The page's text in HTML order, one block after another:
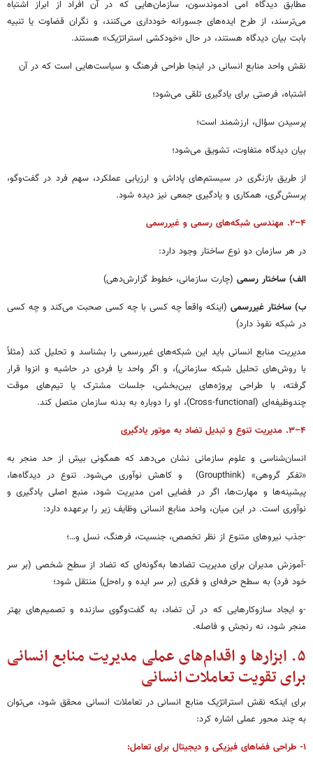
مطابق دیدگاه امی ادموندسون، سازمان‌هایی که در آن افراد از ابراز اشتباه
می‌ترسند، از طرح ایده‌های جسورانه خودداری می‌کنند، و نگران قضاوت یا تنبیه
بابت بیان دیدگاه هستند، در حال «خودکشی استراتژیک» هستند.
نقش واحد منابع انسانی در اینجا طراحی فرهنگ و سیاست‌هایی است که در آن
اشتباه، فرصتی برای یادگیری تلقی می‌شود؛
پرسیدن سؤال، ارزشمند است؛
بیان دیدگاه متفاوت، تشویق می‌شود؛
از طریق بازنگری در سیستم‌های پاداش و ارزیابی عملکرد، سهم فرد در گفت‌وگو،
پرسش‌گری، همکاری و یادگیری جمعی نیز دیده شود.
۴–۲. مهندسی شبکه‌های رسمی و غیررسمی
در هر سازمان دو نوع ساختار وجود دارد:
الف) ساختار رسمی (چارت سازمانی، خطوط گزارش‌دهی)
ب) ساختار غیررسمی (اینکه واقعاً چه کسی با چه کسی صحبت می‌کند و چه کسی
در شبکه نفوذ دارد)
مدیریت منابع انسانی باید این شبکه‌های غیررسمی را بشناسد و تحلیل کند (مثلاً
با روش‌های تحلیل شبکه سازمانی)، و اگر واحد یا فردی در حاشیه و انزوا قرار
گرفته، با طراحی پروژه‌های بین‌بخشی، جلسات مشترک یا تیم‌های موقت
چندوظیفه‌ای (Cross-functional)، او را دوباره به بدنه سازمان متصل کند.
۴–۳. مدیریت تنوع و تبدیل تضاد به موتور یادگیری
انسان‌شناسی و علوم سازمانی نشان می‌دهد که همگونی بیش از حد منجر به
«تفکر گروهی» (Groupthink) و کاهش نوآوری می‌شود. تنوع در دیدگاه‌ها،
پیشینه‌ها و مهارت‌ها، اگر در فضایی امن مدیریت شود، منبع اصلی یادگیری و
نوآوری است. در این میان، واحد منابع انسانی وظایف زیر را برعهده دارد:
-جذب نیروهای متنوع از نظر تخصص، جنسیت، فرهنگ، نسل و…؛
-آموزش مدیران برای مدیریت تضادها به‌گونه‌ای که تضاد از سطح شخصی (بر سر
خود فرد) به سطح حرفه‌ای و فکری (بر سر ایده و راه‌حل) منتقل شود؛
-و ایجاد سازوکارهایی که در آن تضاد، به گفت‌وگوی سازنده و تصمیم‌های بهتر
منجر شود، نه رنجش و فاصله.
۵. ابزارها و اقدام‌های عملی مدیریت منابع انسانی
برای تقویت تعاملات انسانی
برای اینکه نقش استراتژیک منابع انسانی در تعاملات انسانی محقق شود، می‌توان
به چند محور عملی اشاره کرد:
۱- طراحی فضاهای فیزیکی و دیجیتال برای تعامل: